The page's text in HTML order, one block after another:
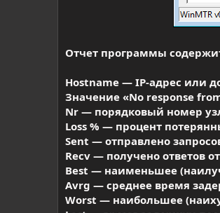
Отчет программы
Hostname — IP-адрес или
Значение «No response
Nr — порядковый номер
Loss % — процент
Sent — отправлено
Recv — получено ответов
Best — наименьшее
Avrg — среднее время
Worst — наибольшее